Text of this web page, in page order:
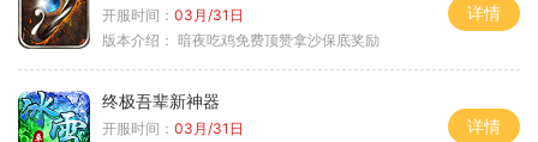
开服时间： 03月/31日
版本介绍： 暗夜吃鸡免费顶赞拿沙保底奖励
详情
终极吾辈新神器
开服时间： 03月/31日
详情